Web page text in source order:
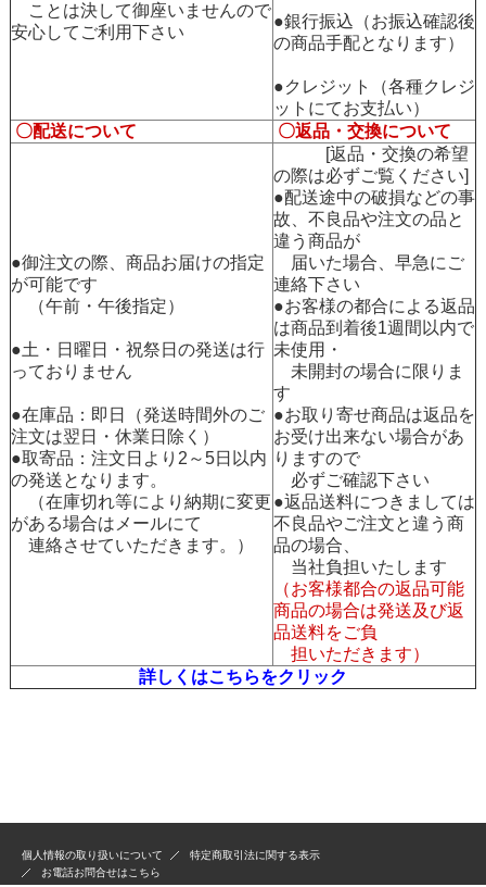
ことは決して御座いませんので
安心してご利用下さい
●銀行振込（お振込確認後
の商品手配となります）
●クレジット（各種クレジ
ットにてお支払い）
〇配送について
〇返品・交換について
●御注文の際、商品お届けの指定
が可能です
（午前・午後指定）
●土・日曜日・祝祭日の発送は行
っておりません
●在庫品：即日（発送時間外のご
注文は翌日・休業日除く）
●取寄品：注文日より2～5日以内
の発送となります。
（在庫切れ等により納期に変更
がある場合はメールにて
連絡させていただきます。）
[返品・交換の希望
の際は必ずご覧ください]
●配送途中の破損などの事
故、不良品や注文の品と
違う商品が
届いた場合、早急にご
連絡下さい
●お客様の都合による返品
は商品到着後1週間以内で
未使用・
未開封の場合に限りま
す
●お取り寄せ商品は返品を
お受け出来ない場合があ
りますので
必ずご確認下さい
●返品送料につきましては
不良品やご注文と違う商
品の場合、
当社負担いたします
（お客様都合の返品可能
商品の場合は発送及び返
品送料をご負
担いただきます）
詳しくはこちらをクリック
個人情報の取り扱いについて
特定商取引法に関する表示
お電話お問合せはこちら